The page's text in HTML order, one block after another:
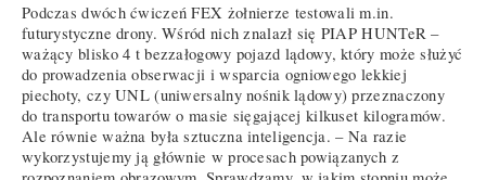
Podczas dwóch ćwiczeń FEX żołnierze testowali m.in.
futurystyczne drony. Wśród nich znalazł się PIAP HUNTeR –
ważący blisko 4 t bezzałogowy pojazd lądowy, który może służyć
do prowadzenia obserwacji i wsparcia ogniowego lekkiej
piechoty, czy UNL (uniwersalny nośnik lądowy) przeznaczony
do transportu towarów o masie sięgającej kilkuset kilogramów.
Ale równie ważna była sztuczna inteligencja. – Na razie
wykorzystujemy ją głównie w procesach powiązanych z